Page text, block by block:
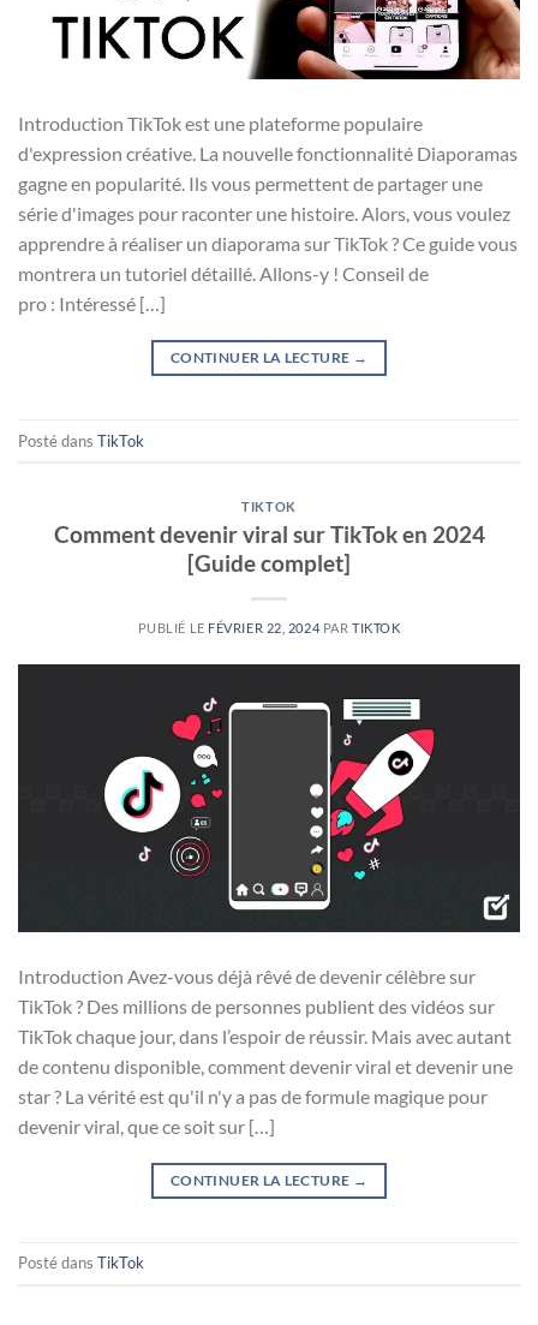
Introduction TikTok est une plateforme populaire
d'expression créative. La nouvelle fonctionnalité Diaporamas
gagne en popularité. Ils vous permettent de partager une
série d'images pour raconter une histoire. Alors, vous voulez
apprendre à réaliser un diaporama sur TikTok ? Ce guide vous
montrera un tutoriel détaillé. Allons-y ! Conseil de
pro : Intéressé […]
CONTINUER LA LECTURE →
Posté dans TikTok
TIKTOK
Comment devenir viral sur TikTok en 2024
[Guide complet]
PUBLIÉ LE FÉVRIER 22, 2024 PAR TIKTOK
Introduction Avez-vous déjà rêvé de devenir célèbre sur
TikTok ? Des millions de personnes publient des vidéos sur
TikTok chaque jour, dans l’espoir de réussir. Mais avec autant
de contenu disponible, comment devenir viral et devenir une
star ? La vérité est qu'il n'y a pas de formule magique pour
devenir viral, que ce soit sur […]
CONTINUER LA LECTURE →
Posté dans TikTok